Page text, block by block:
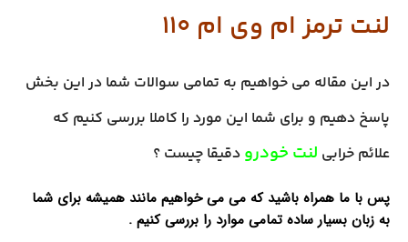
لنت ترمز ام وی ام 110
در این مقاله می خواهیم به تمامی سوالات شما در این بخش
پاسخ دهیم و برای شما این مورد را کاملا بررسی کنیم که
علائم خرابی لنت خودرو دقیقا چیست ؟
پس با ما همراه باشید که می می خواهیم مانند همیشه برای شما
به زبان بسیار ساده تمامی موارد را بررسی کنیم .